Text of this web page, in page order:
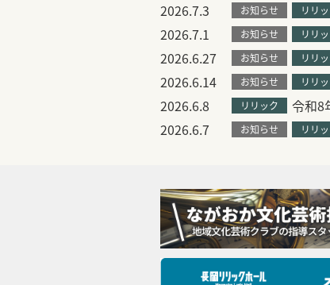
2026.7.3
お知らせ リリ
2026.7.1
お知らせ リリ
2026.6.27
お知らせ リリ
2026.6.14
お知らせ リリ
2026.6.8
リリック
令和8
2026.6.7
お知らせ リリ